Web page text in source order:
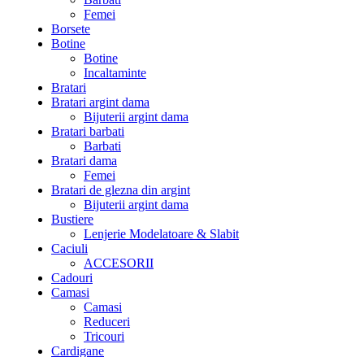
Femei
Borsete
Botine
Botine
Incaltaminte
Bratari
Bratari argint dama
Bijuterii argint dama
Bratari barbati
Barbati
Bratari dama
Femei
Bratari de glezna din argint
Bijuterii argint dama
Bustiere
Lenjerie Modelatoare & Slabit
Caciuli
ACCESORII
Cadouri
Camasi
Camasi
Reduceri
Tricouri
Cardigane